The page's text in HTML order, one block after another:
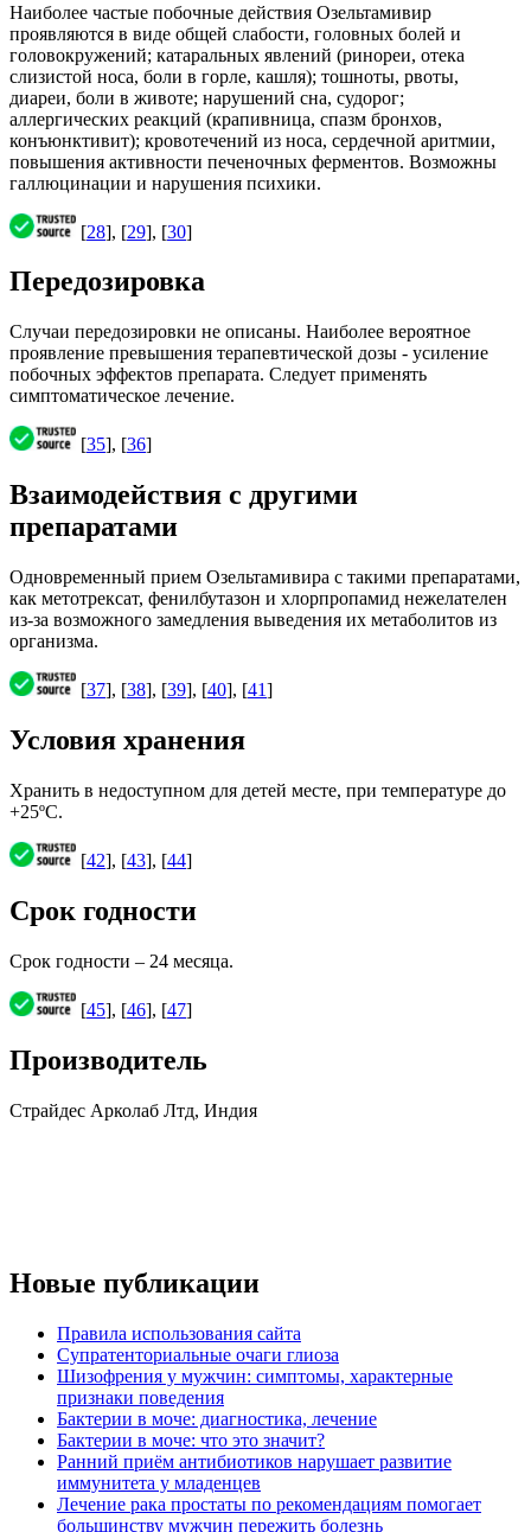
Наиболее частые побочные действия Озельтамивир
проявляются в виде общей слабости, головных болей и
головокружений; катаральных явлений (ринореи, отека
слизистой носа, боли в горле, кашля); тошноты, рвоты,
диареи, боли в животе; нарушений сна, судорог;
аллергических реакций (крапивница, спазм бронхов,
конъюнктивит); кровотечений из носа, сердечной аритмии,
повышения активности печеночных ферментов. Возможны
галлюцинации и нарушения психики.
[28], [29], [30]
Передозировка
Случаи передозировки не описаны. Наиболее вероятное
проявление превышения терапевтической дозы - усиление
побочных эффектов препарата. Следует применять
симптоматическое лечение.
[35], [36]
Взаимодействия с другими
препаратами
Одновременный прием Озельтамивира с такими препаратами,
как метотрексат, фенилбутазон и хлорпропамид нежелателен
из-за возможного замедления выведения их метаболитов из
организма.
[37], [38], [39], [40], [41]
Условия хранения
Хранить в недоступном для детей месте, при температуре до
+25ºС.
[42], [43], [44]
Срок годности
Срок годности – 24 месяца.
[45], [46], [47]
Производитель
Страйдес Арколаб Лтд, Индия
Новые публикации
Правила использования сайта
Супратенториальные очаги глиоза
Шизофрения у мужчин: симптомы, характерные
признаки поведения
Бактерии в моче: диагностика, лечение
Бактерии в моче: что это значит?
Ранний приём антибиотиков нарушает развитие
иммунитета у младенцев
Лечение рака простаты по рекомендациям помогает
большинству мужчин пережить болезнь